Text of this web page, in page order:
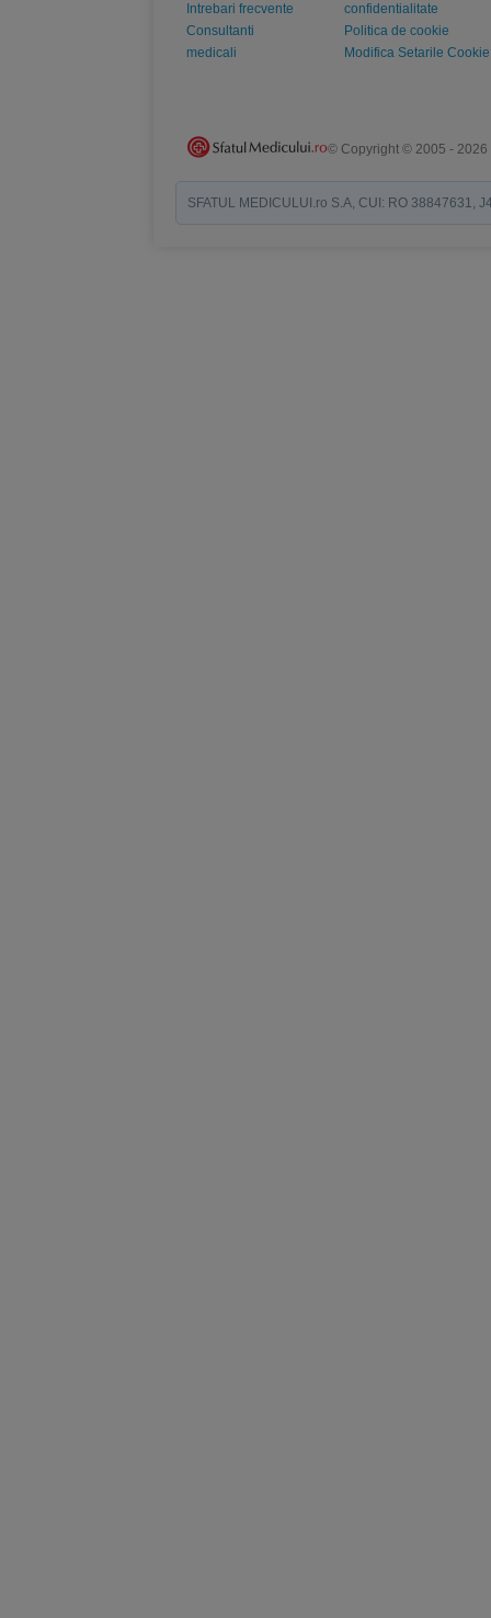
Intrebari frecvente
Consultanti
medicali
confidentialitate
Politica de cookie
Modifica Setarile Cookie
© Copyright © 2005 - 2026
SFATUL MEDICULUI.ro S.A, CUI: RO 38847631,